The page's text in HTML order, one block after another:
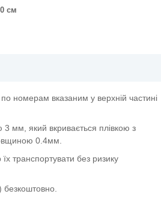
см
номерам вказаним у верхній частині
3 мм, який вкривається плівкою з
0.4мм.
транспортувати без ризику
безкоштовно.